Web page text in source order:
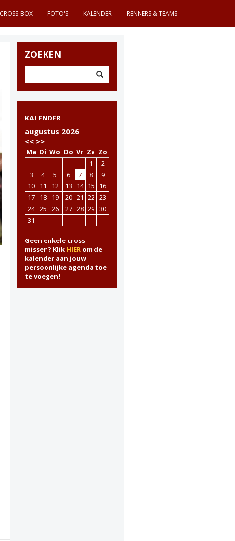
CROSS-BOX FOTO'S KALENDER RENNERS & TEAMS
ZOEKEN
KALENDER
augustus 2026
<< >>
Ma Di Wo Do Vr Za Zo
1
2
3
4 5 6 7 8
9
10
11 12 13 14 15
16
17
18 19 20 21 22 23
24 25 26 27 28 29 30
31
Geen enkele cross
missen? Klik HIERom de
kalender aan jouw
persoonlijke agenda toe
te voegen!